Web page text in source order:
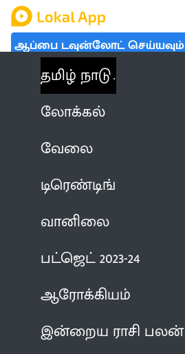
ஆப்பை டவுன்லோட் செய்யவும்
தமிழ் நாடு
லோக்கல்
வேலை
டிரெண்டிங்
வானிலை
பட்ஜெட் 2023-24
ஆரோக்கியம்
இன்றைய ராசி பலன்